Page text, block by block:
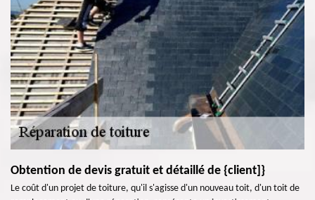
Obtention de devis gratuit et détaillé de {client]}
Le coût d'un projet de toiture, qu'il s'agisse d'un nouveau toit, d'un toit de